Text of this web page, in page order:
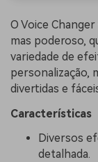
O Voice
mas poderoso,
variedade de
personalização,
divertidas e
Características
Diversos
detalhada.